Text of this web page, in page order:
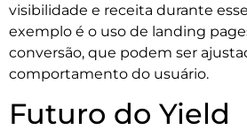
visibilidade e receita durante
exemplo é o uso de landing
conversão, que podem ser
comportamento do usuário.
Futuro do Yield